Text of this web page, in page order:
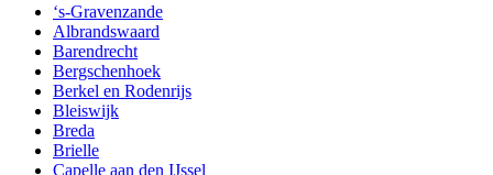
‘s-Gravenzande
Albrandswaard
Barendrecht
Bergschenhoek
Berkel en Rodenrijs
Bleiswijk
Breda
Brielle
Capelle aan den IJssel